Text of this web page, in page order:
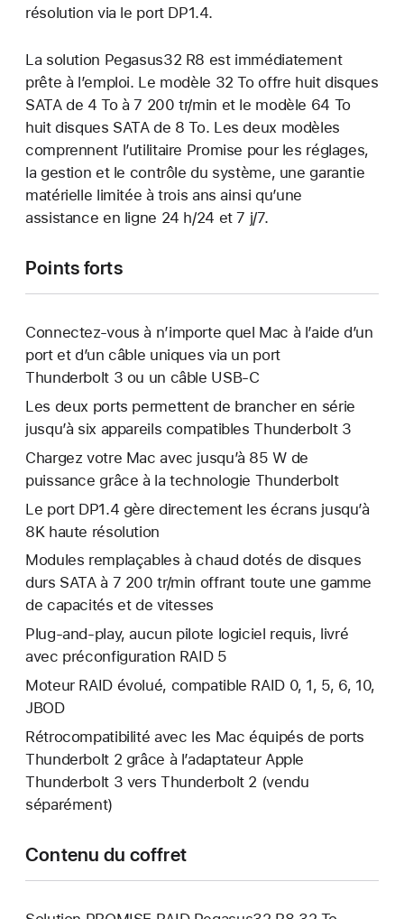
résolution via le port DP1.4.
La solution Pegasus32 R8 est immédiatement
prête à l’emploi. Le modèle 32 To offre huit disques
SATA de 4 To à 7 200 tr/min et le modèle 64 To
huit disques SATA de 8 To. Les deux modèles
comprennent l’utilitaire Promise pour les réglages,
la gestion et le contrôle du système, une garantie
matérielle limitée à trois ans ainsi qu’une
assistance en ligne 24 h/24 et 7 j/7.
Points forts
Connectez-vous à n’importe quel Mac à l’aide d’un
port et d’un câble uniques via un port
Thunderbolt 3 ou un câble USB‑C
Les deux ports permettent de brancher en série
jusqu’à six appareils compatibles Thunderbolt 3
Chargez votre Mac avec jusqu’à 85 W de
puissance grâce à la technologie Thunderbolt
Le port DP1.4 gère directement les écrans jusqu’à
8K haute résolution
Modules remplaçables à chaud dotés de disques
durs SATA à 7 200 tr/min offrant toute une gamme
de capacités et de vitesses
Plug-and-play, aucun pilote logiciel requis, livré
avec préconfiguration RAID 5
Moteur RAID évolué, compatible RAID 0, 1, 5, 6, 10,
JBOD
Rétrocompatibilité avec les Mac équipés de ports
Thunderbolt 2 grâce à l’adaptateur Apple
Thunderbolt 3 vers Thunderbolt 2 (vendu
séparément)
Contenu du coffret